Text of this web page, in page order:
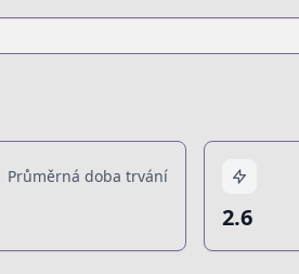
Průměrná doba trvání
2.6